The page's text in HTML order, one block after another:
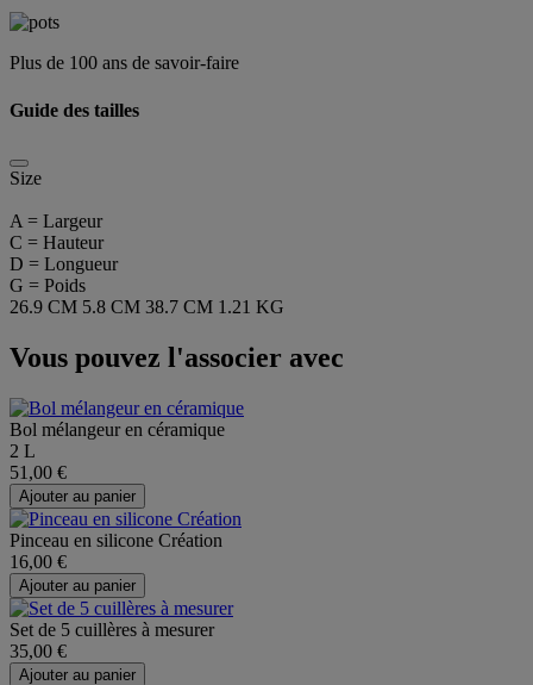
Plus de 100 ans de savoir-faire
Guide des tailles
Size
A = Largeur
C = Hauteur
D = Longueur
G = Poids
26.9 CM 5.8 CM 38.7 CM 1.21 KG
Vous pouvez l'associer avec
Bol mélangeur en céramique
2 L
51,00 €
Ajouter au panier
Pinceau en silicone Création
16,00 €
Ajouter au panier
Set de 5 cuillères à mesurer
35,00 €
Ajouter au panier